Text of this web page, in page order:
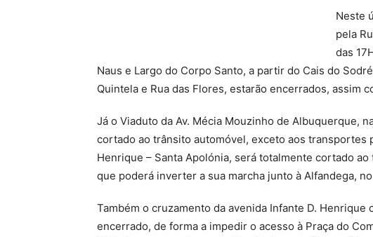
Neste
pela
das
Naus e Largo do Corpo Santo, a partir do Cais do
Quintela e Rua das Flores, estarão encerrados, assim
Já o Viaduto da Av. Mécia Mouzinho de Albuquerque,
cortado ao trânsito automóvel, exceto aos transportes
Henrique – Santa Apolónia, será totalmente cortado
que poderá inverter a sua marcha junto à Alfandega,
Também o cruzamento da avenida Infante D. Henrique
encerrado, de forma a impedir o acesso à Praça do